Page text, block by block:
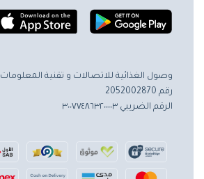
وصول الغذائية للاتصالات و تقنية المعلومات
رقم 2052002870
الرقم الضريبي ٣٠٠٧٧٤٨٦٣٢٠٠٠٠٣